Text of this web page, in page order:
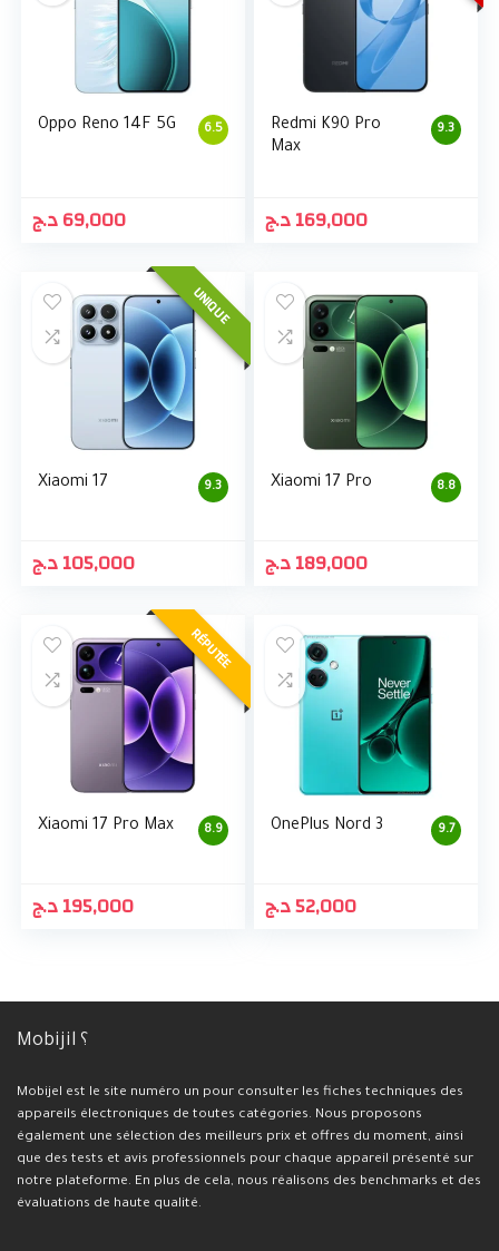
6.5
Oppo Reno 14F 5G
69,000د.ج
9.3
Redmi K90 Pro
Max
169,000د.ج
UNIQUE
9.3
Xiaomi 17
105,000د.ج
8.8
Xiaomi 17 Pro
189,000د.ج
RÉPUTÉE
8.9
Xiaomi 17 Pro Max
195,000د.ج
9.7
OnePlus Nord 3
52,000د.ج
Mobijil ؟
Mobijel est le site numéro un pour consulter les fiches techniques des
appareils électroniques de toutes catégories. Nous proposons
également une sélection des meilleurs prix et offres du moment, ainsi
que des tests et avis professionnels pour chaque appareil présenté sur
notre plateforme. En plus de cela, nous réalisons des benchmarks et des
évaluations de haute qualité.